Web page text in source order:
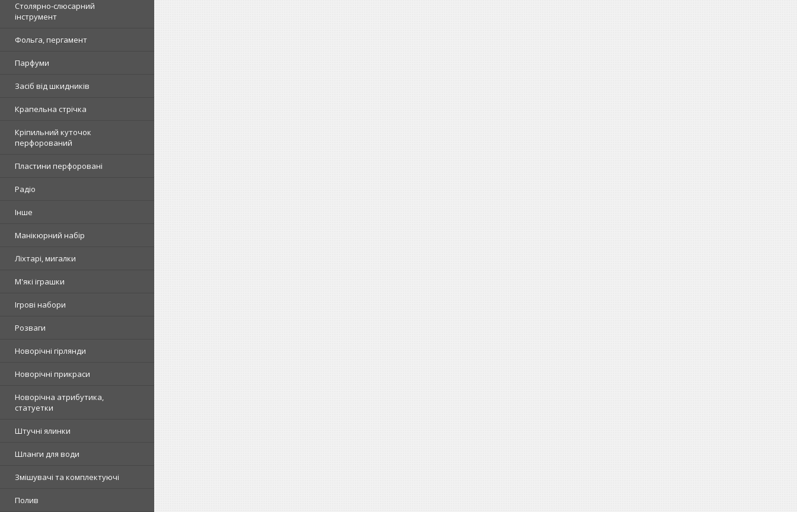
Столярно-слюсарний
інструмент
Фольга, пергамент
Парфуми
Засіб від шкидників
Крапельна стрічка
Кріпильний куточок
перфорований
Пластини перфоровані
Радіо
Інше
Манікюрний набір
Ліхтарі, мигалки
М'які іграшки
Ігрові набори
Розваги
Новорічні гірлянди
Новорічні прикраси
Новорічна атрибутика,
статуетки
Штучні ялинки
Шланги для води
Змішувачі та комплектуючі
Полив